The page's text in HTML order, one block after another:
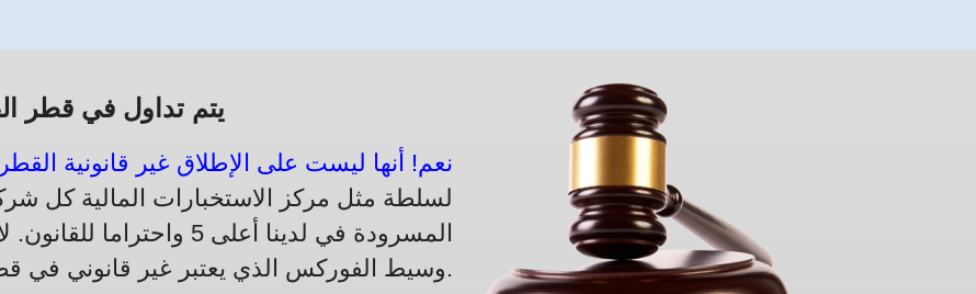
يتم تداول في قطر
نعم! أنها ليست على الإطلاق غير قانونية
لسلطة مثل مركز الاستخبارات المالية كل
المسرودة في لدينا أعلى 5
وسيط الفوركس الذي يعتبر غير قانوني في قطر.